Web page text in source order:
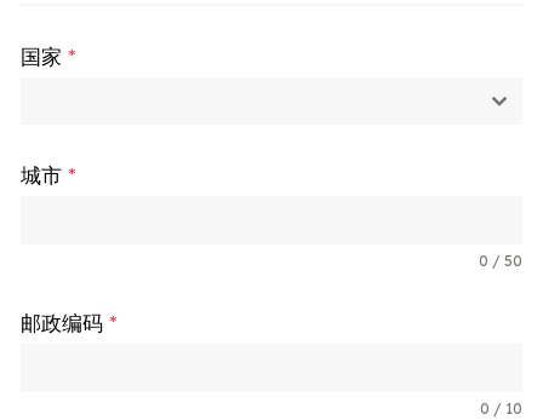
国家*
城市*
0 / 50
邮政编码*
0 / 10